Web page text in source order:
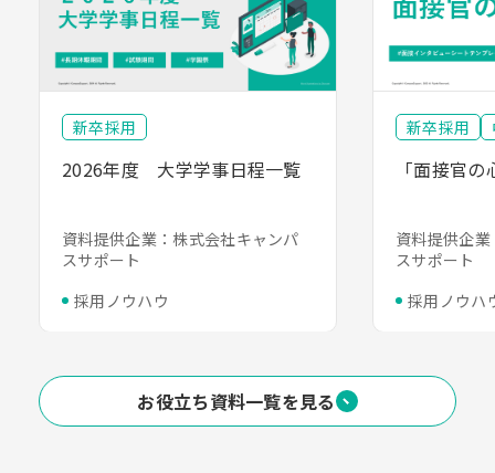
新卒採用
2026年度 大学学事日程一覧
資料提供企業：株式会社キャンパ
スサポート
採用ノウハウ
新卒採用
「面接官
資料提供企
スサポート
採用ノウハ
お役立ち資料一覧を見る